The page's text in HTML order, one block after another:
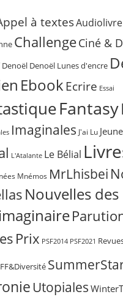
à textesAudiolivre
ChallengeCiné &
Denoël Denoël Lunes d'encre
EbookEcrire Essai
Fantasy
Imaginales J'ai Lu
L'Atalante Le Bélial
Mnémos MrLhisbei
Nouvelles
Prix PSF2014 PSF2021
Utopiales